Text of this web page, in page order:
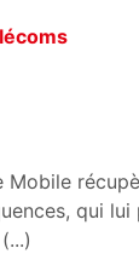
Mobile
qui